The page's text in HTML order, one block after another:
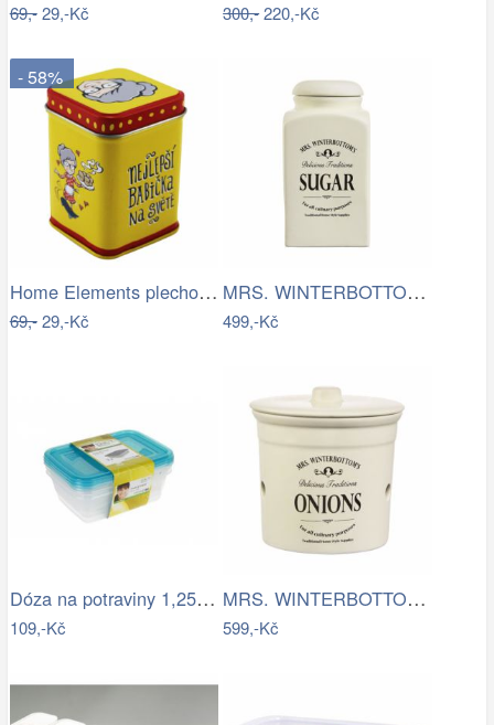
69,-29,-Kč 300,-220,-Kč
- 58%
Home Elements plechová dóza Nejlepší…
69,-29,-Kč
MRS. WINTERBOTTOM\'S Dóza na cukr
499,-Kč
Dóza na potraviny 1,25l Keeeper Fresh &…
109,-Kč
MRS. WINTERBOTTOM\'S Dóza na cibuli
599,-Kč